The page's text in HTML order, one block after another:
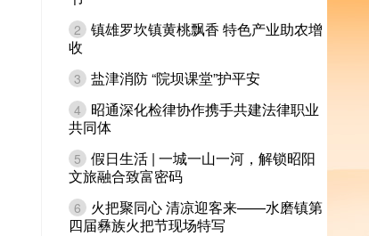
2 镇雄罗坎镇黄桃飘香 特色产业助农增
收
3 盐津消防 “院坝课堂”护平安
4
昭通深化检律协作携手共建法律职业
共同体
5 假日生活 | 一城一山一河，解锁昭阳
文旅融合致富密码
6
火把聚同心 清凉迎客来——水磨镇第
四届彝族火把节现场特写